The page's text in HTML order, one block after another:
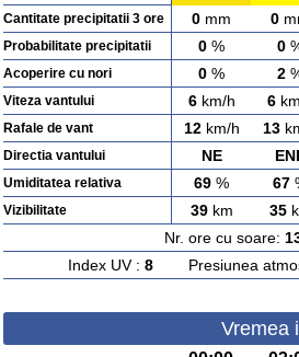
Cantitate precipitatii 3 ore 0 mm 0
Probabilitate precipitatii 0 % 0
Acoperire cu nori 0 % 2
Viteza vantului 6km/h 6
Rafale de vant 12km/h 13
Directia vantului NE
Umiditatea relativa 69 % 67
Vizibilitate 39km 35
Nr. ore cu soare:
Index UV : 8Presiunea
Vremea